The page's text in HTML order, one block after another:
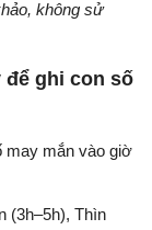
không sử
để ghi con số
may mắn vào giờ
(3h–5h), Thìn